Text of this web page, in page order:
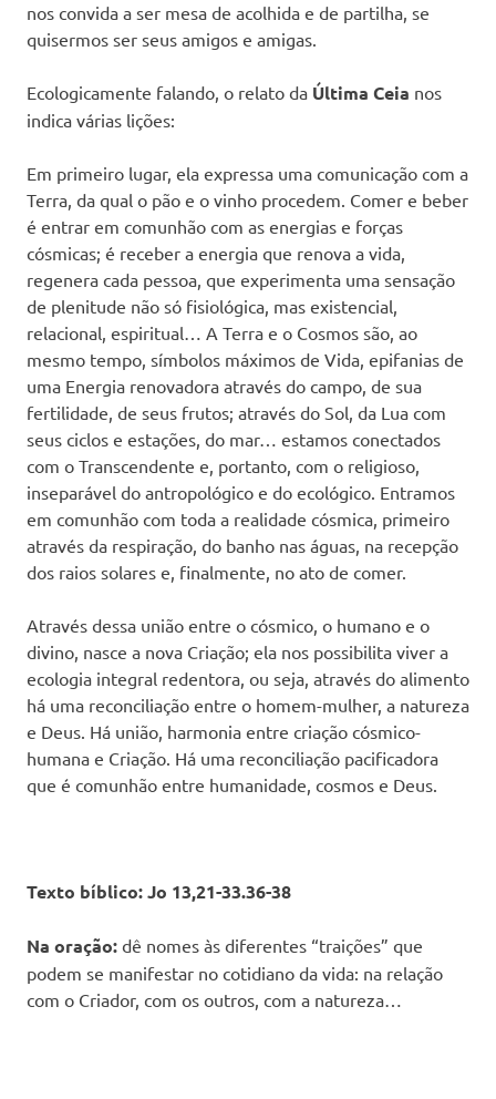
nos convida a ser mesa de acolhida e de partilha, se
quisermos ser seus amigos e amigas.
Ecologicamente falando, o relato da Última Ceia nos
indica várias lições:
Em primeiro lugar, ela expressa uma comunicação com a
Terra, da qual o pão e o vinho procedem. Comer e beber
é entrar em comunhão com as energias e forças
cósmicas; é receber a energia que renova a vida,
regenera cada pessoa, que experimenta uma sensação
de plenitude não só fisiológica, mas existencial,
relacional, espiritual… A Terra e o Cosmos são, ao
mesmo tempo, símbolos máximos de Vida, epifanias de
uma Energia renovadora através do campo, de sua
fertilidade, de seus frutos; através do Sol, da Lua com
seus ciclos e estações, do mar… estamos conectados
com o Transcendente e, portanto, com o religioso,
inseparável do antropológico e do ecológico. Entramos
em comunhão com toda a realidade cósmica, primeiro
através da respiração, do banho nas águas, na recepção
dos raios solares e, finalmente, no ato de comer.
Através dessa união entre o cósmico, o humano e o
divino, nasce a nova Criação; ela nos possibilita viver a
ecologia integral redentora, ou seja, através do alimento
há uma reconciliação entre o homem-mulher, a natureza
e Deus. Há união, harmonia entre criação cósmico-
humana e Criação. Há uma reconciliação pacificadora
que é comunhão entre humanidade, cosmos e Deus.
Texto bíblico: Jo 13,21-33.36-38
Na oração: dê nomes às diferentes “traições” que
podem se manifestar no cotidiano da vida: na relação
com o Criador, com os outros, com a natureza…